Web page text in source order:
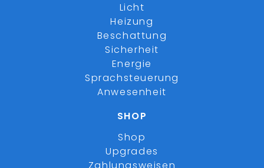
Licht
Heizung
Beschattung
Sicherheit
Energie
Sprachsteuerung
Anwesenheit
SHOP
Shop
Upgrades